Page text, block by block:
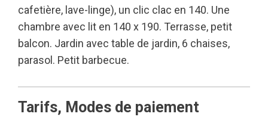
cafetière, lave-linge), un clic clac en 140. Une
chambre avec lit en 140 x 190. Terrasse, petit
balcon. Jardin avec table de jardin, 6 chaises,
parasol. Petit barbecue.
Tarifs, Modes de paiement